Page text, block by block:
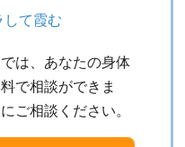
して霞む
は、あなたの身体
で相談ができま
ご相談ください。